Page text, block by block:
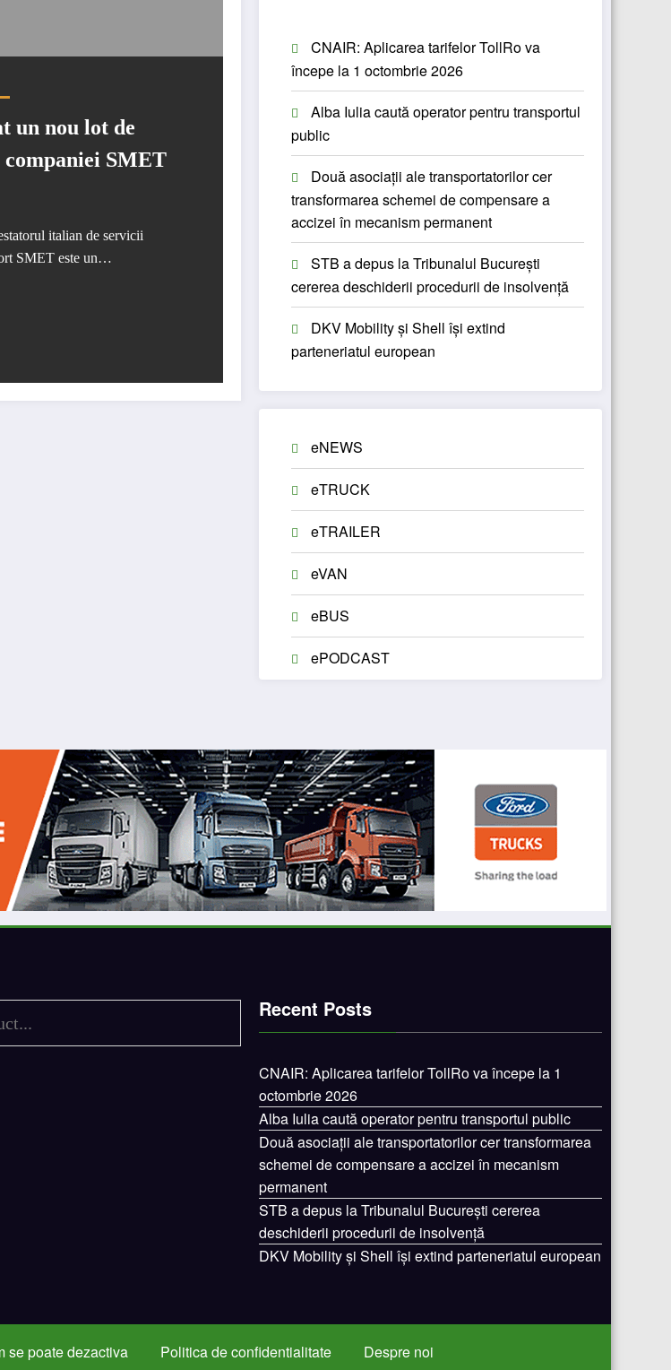
un nou lot de
SMET
italian de servicii
SMET este un…
CNAIR: Aplicarea tarifelor TollRo va
începe la 1 octombrie 2026
Alba Iulia caută operator pentru transportul
public
Două asociații ale transportatorilor cer
transformarea schemei de compensare a
accizei în mecanism permanent
STB a depus la Tribunalul București
cererea deschiderii procedurii de insolvență
DKV Mobility și Shell își extind
parteneriatul european
eNEWS
eTRUCK
eTRAILER
eVAN
eBUS
ePODCAST
Recent Posts
CNAIR: Aplicarea tarifelor TollRo va începe la 1
octombrie 2026
Alba Iulia caută operator pentru transportul public
Două asociații ale transportatorilor cer transformarea
schemei de compensare a accizei în mecanism
permanent
STB a depus la Tribunalul București cererea
deschiderii procedurii de insolvență
DKV Mobility și Shell își extind parteneriatul european
se poate dezactiva Politica de confidentialitate Despre noi